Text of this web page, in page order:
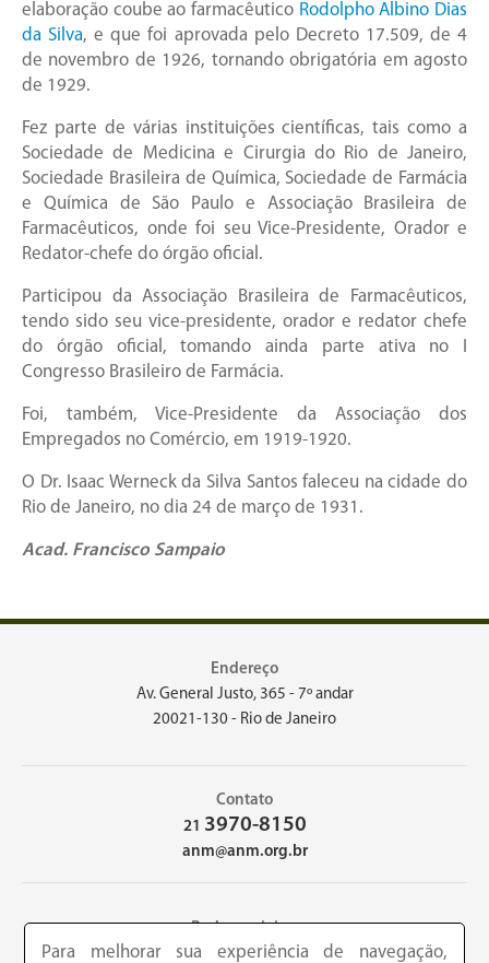
elaboração coube ao farmacêutico Rodolpho Albino Dias
da Silva, e que foi aprovada pelo Decreto 17.509, de 4
de novembro de 1926, tornando obrigatória em agosto
de 1929.
Fez parte de várias instituições científicas, tais como a
Sociedade de Medicina e Cirurgia do Rio de Janeiro,
Sociedade Brasileira de Química, Sociedade de Farmácia
e Química de São Paulo e Associação Brasileira de
Farmacêuticos, onde foi seu Vice-Presidente, Orador e
Redator-chefe do órgão oficial.
Participou da Associação Brasileira de Farmacêuticos,
tendo sido seu vice-presidente, orador e redator chefe
do órgão oficial, tomando ainda parte ativa no I
Congresso Brasileiro de Farmácia.
Foi, também, Vice-Presidente da Associação dos
Empregados no Comércio, em 1919-1920.
O Dr. Isaac Werneck da Silva Santos faleceu na cidade do
Rio de Janeiro, no dia 24 de março de 1931.
Acad. Francisco Sampaio
Endereço
Av. General Justo, 365 - 7º andar
20021-130 - Rio de Janeiro
Contato
21 3970-8150
anm@anm.org.br
Redes sociais
Para melhorar sua experiência de navegação,